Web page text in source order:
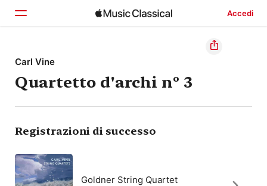
Accedi
Home
Scopri
Cerca
Carl Vine
Quartetto d'archi nº 3
Registrazioni di successo
Goldner String Quartet